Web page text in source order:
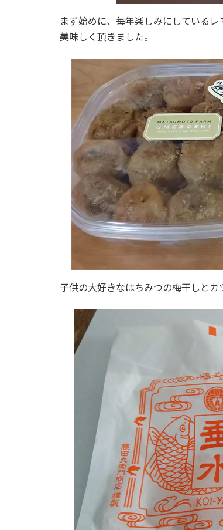
まず始めに、毎年楽しみにしているレ
美味しく頂きました。
子供の大好きなはちみつの梅干しとカ